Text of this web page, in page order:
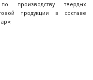
производству твердых
продукции в составе